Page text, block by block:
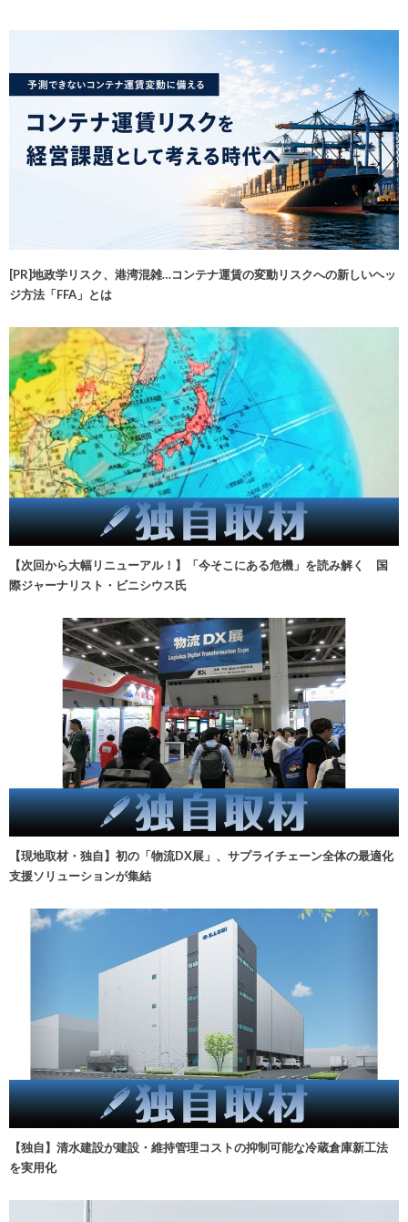
[PR]地政学リスク、港湾混雑…コンテナ運賃の変動リスクへの新しいヘッ
ジ方法「FFA」とは
【次回から大幅リニューアル！】「今そこにある危機」を読み解く 国
際ジャーナリスト・ビニシウス氏
【現地取材・独自】初の「物流DX展」、サプライチェーン全体の最適化
支援ソリューションが集結
【独自】清水建設が建設・維持管理コストの抑制可能な冷蔵倉庫新工法
を実用化